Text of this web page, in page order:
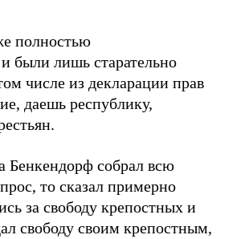
полностью
были лишь старательно
числе из декларации прав
даешь республику,
Бенкендорф собрал всю
то сказал примерно
за свободу крепостных и
свободу своим крепостным,